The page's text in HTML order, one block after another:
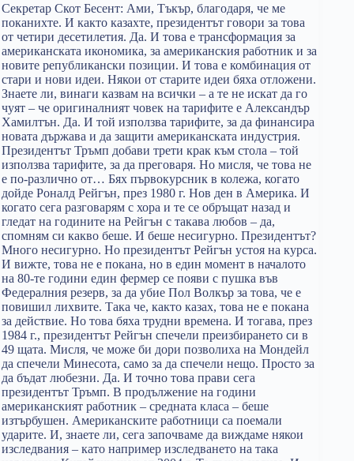
Секретар Скот Бесент: Ами, Тъкър, благодаря, че ме
поканихте. И както казахте, президентът говори за това
от четири десетилетия. Да. И това е трансформация за
американската икономика, за американския работник и за
новите републикански позиции. И това е комбинация от
стари и нови идеи. Някои от старите идеи бяха отложени.
Знаете ли, винаги казвам на всички – а те не искат да го
чуят – че оригиналният човек на тарифите е Александър
Хамилтън. Да. И той използва тарифите, за да финансира
новата държава и да защити американската индустрия.
Президентът Тръмп добави трети крак към стола – той
използва тарифите, за да преговаря. Но мисля, че това не
е по-различно от… Бях първокурсник в колежа, когато
дойде Роналд Рейгън, през 1980 г. Нов ден в Америка. И
когато сега разговарям с хора и те се обръщат назад и
гледат на годините на Рейгън с такава любов – да,
спомням си какво беше. И беше несигурно. Президентът?
Много несигурно. Но президентът Рейгън устоя на курса.
И вижте, това не е покана, но в един момент в началото
на 80-те години един фермер се появи с пушка във
Федералния резерв, за да убие Пол Волкър за това, че е
повишил лихвите. Така че, както казах, това не е покана
за действие. Но това бяха трудни времена. И тогава, през
1984 г., президентът Рейгън спечели преизбирането си в
49 щата. Мисля, че може би дори позволиха на Мондейл
да спечели Минесота, само за да спечели нещо. Просто за
да бъдат любезни. Да. И точно това прави сега
президентът Тръмп. В продължение на години
американският работник – средната класа – беше
изтърбушен. Американските работници са поемали
ударите. И, знаете ли, сега започваме да виждаме някои
изследвания – като например изследването на така